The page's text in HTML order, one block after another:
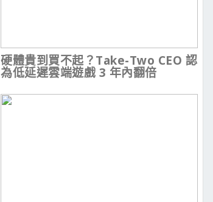
硬體貴到買不起？Take-Two CEO 認
為低延遲雲端遊戲 3 年內翻倍